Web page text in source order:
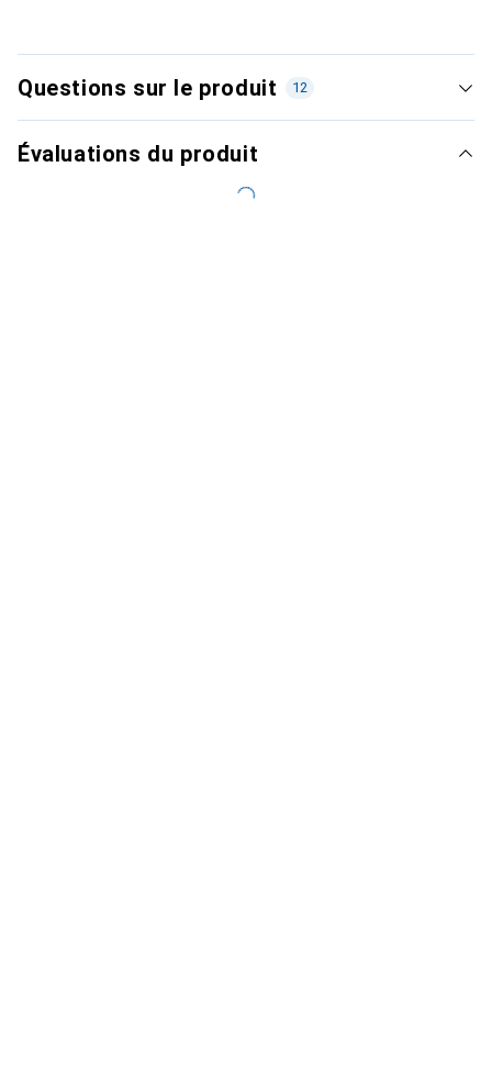
Questions sur le produit 12
Évaluations du produit